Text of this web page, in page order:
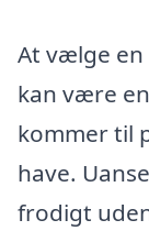
At vælge
kan være
kommer til
have.
frodigt